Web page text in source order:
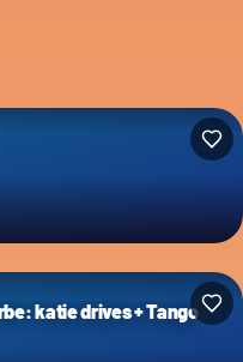
katie drives + Tango